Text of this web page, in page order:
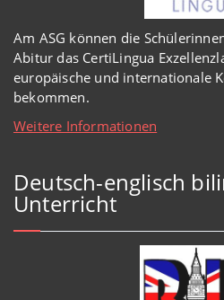
Am ASG können die
Abitur das CertiLingua
europäische und internationale
bekommen.
Weitere Informationen
Deutsch-englisch
Unterricht